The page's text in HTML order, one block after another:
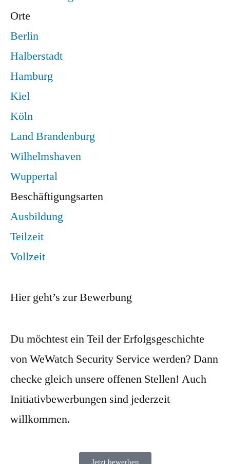
Orte
Berlin
Halberstadt
Hamburg
Kiel
Köln
Land Brandenburg
Wilhelmshaven
Wuppertal
Beschäftigungsarten
Ausbildung
Teilzeit
Vollzeit
Hier geht’s zur Bewerbung
Du möchtest ein Teil der Erfolgsgeschichte
von WeWatch Security Service werden? Dann
checke gleich unsere offenen Stellen! Auch
Initiativbewerbungen sind jederzeit
willkommen.